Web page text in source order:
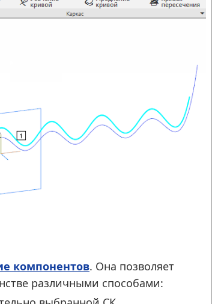
компонентов. Она позволяет
различными способами: